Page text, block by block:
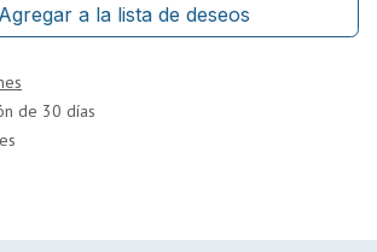
Agregar a la lista de deseos
de 30 días